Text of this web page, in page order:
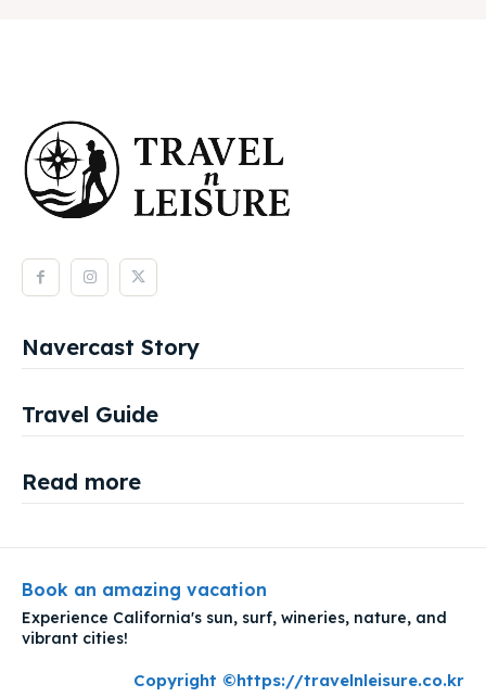
Navercast Story
Travel Guide
Read more
Book an amazing vacation
Experience California's sun, surf, wineries, nature, and
vibrant cities!
Copyright ©https://travelnleisure.co.kr